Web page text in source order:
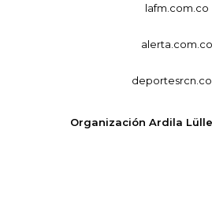
lafm.com.co
alerta.com.co
Organización Ardila